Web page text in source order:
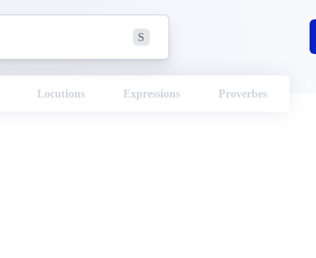
S
Locutions Expressions Proverbes